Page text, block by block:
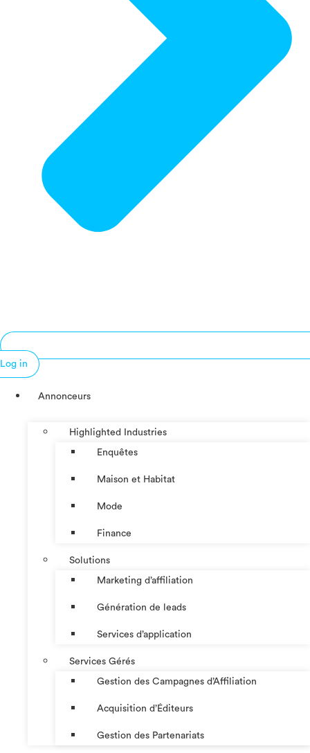
Log in
Annonceurs
Highlighted Industries
Enquêtes
Maison et Habitat
Mode
Finance
Solutions
Marketing d’affiliation
Génération de leads
Services d’application
Services Gérés
Gestion des Campagnes d’Affiliation​
Acquisition d’Éditeurs
Gestion des Partenariats